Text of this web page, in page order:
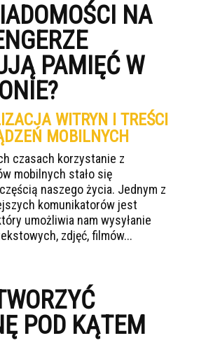
NA
PAMIĘĆ W
WITRYN I TREŚCI
MOBILNYCH
czasach korzystanie z
mobilnych stało się
naszego życia. Jednym z
komunikatorów jest
umożliwia nam wysyłanie
zdjęć, filmów...
POD KĄTEM